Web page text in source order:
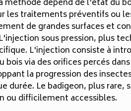
méthode dépend de l'état du
les traitements préventifs ou
de grandes surfaces et
sous pression, plus
L'injection consiste à
bois via des orifices percés
la progression des
durée. Le badigeon, plus rare,
ou difficilement accessibles.